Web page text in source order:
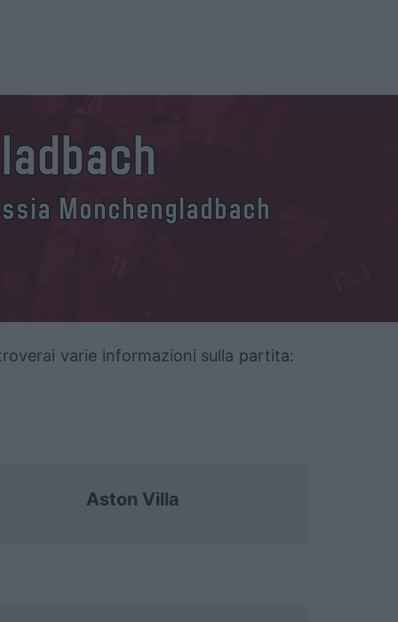
Monchengladbach
varie informazioni sulla partita:
Aston Villa